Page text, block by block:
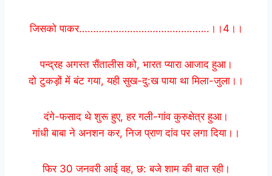
जिसको पाकर……………………………………….।।4।।
पन्द्रह अगस्त सैंतालीस को, भारत प्यारा आजाद हुआ।
दो टुकड़ों में बंट गया, यही सुख-दु:ख पाया था मिला-जुला।।
दंगे-फसाद थे शुरू हुए, हर गली-गांव कुरुक्षेत्र हुआ।
गांधी बाबा ने अनशन कर, निज प्राण दांव पर लगा दिया।।
फिर 30 जनवरी आई वह, छ: बजे शाम की बात रही।